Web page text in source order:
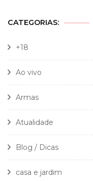
CATEGORIAS:
+18
Ao vivo
Armas
Atualidade
Blog / Dicas
casa e jardim